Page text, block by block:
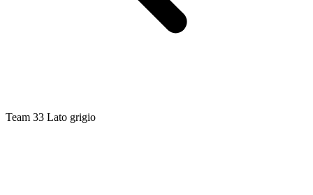
Team 33 Lato grigio